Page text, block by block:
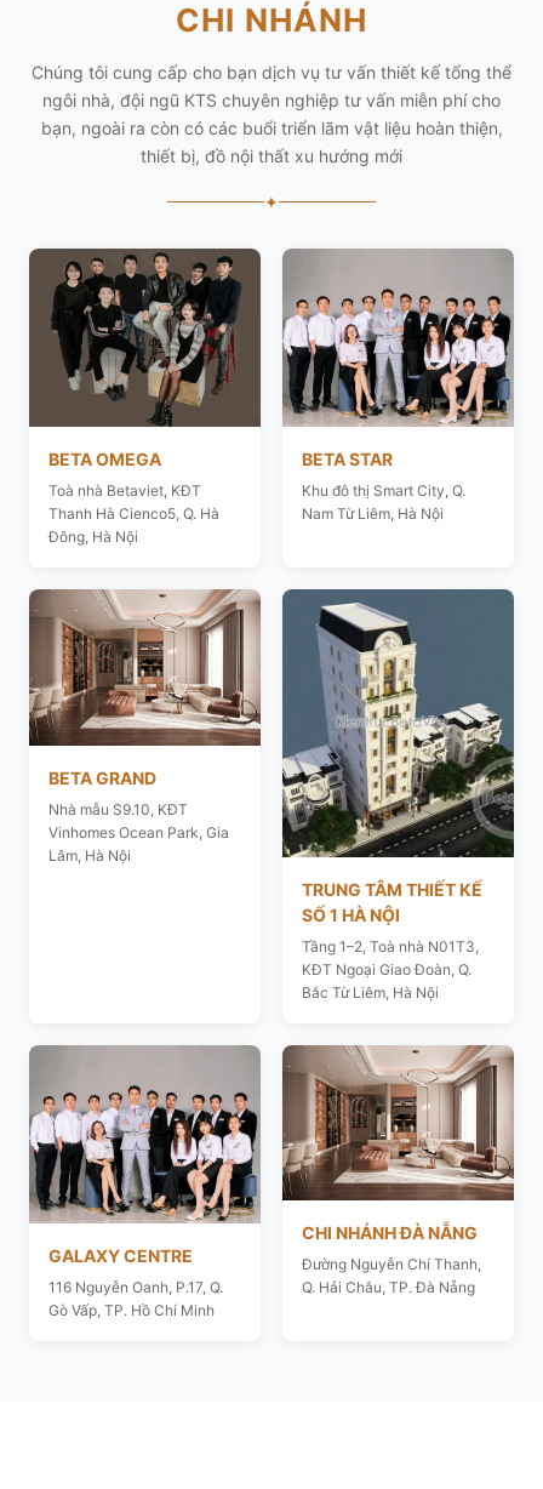
CHI NHÁNH
Chúng tôi cung cấp cho bạn dịch vụ tư vấn thiết kế tổng thể
ngôi nhà, đội ngũ KTS chuyên nghiệp tư vấn miễn phí cho
bạn, ngoài ra còn có các buổi triển lãm vật liệu hoàn thiện,
thiết bị, đồ nội thất xu hướng mới
✦
BETA OMEGA
Toà nhà Betaviet, KĐT
Thanh Hà Cienco5, Q. Hà
Đông, Hà Nội
BETA STAR
Khu đô thị Smart City, Q.
Nam Từ Liêm, Hà Nội
BETA GRAND
Nhà mẫu S9.10, KĐT
Vinhomes Ocean Park, Gia
Lâm, Hà Nội
TRUNG TÂM THIẾT KẾ
SỐ 1 HÀ NỘI
Tầng 1–2, Toà nhà N01T3,
KĐT Ngoại Giao Đoàn, Q.
Bắc Từ Liêm, Hà Nội
GALAXY CENTRE
116 Nguyễn Oanh, P.17, Q.
Gò Vấp, TP. Hồ Chí Minh
CHI NHÁNH ĐÀ NẴNG
Đường Nguyễn Chí Thanh,
Q. Hải Châu, TP. Đà Nẵng